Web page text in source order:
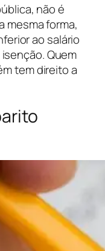
não é
mesma forma,
ao salário
Quem
tem direito a